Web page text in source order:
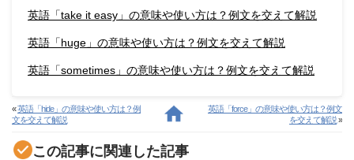
英語「take it easy」の意味や使い方は？例文を交えて解説
英語「huge」の意味や使い方は？例文を交えて解説
英語「sometimes」の意味や使い方は？例文を交えて解説
«英語「hide」の意味や使い方は？例
文を交えて解説
英語「force」の意味や使い方は？例文
を交えて解説»
この記事に関連した記事